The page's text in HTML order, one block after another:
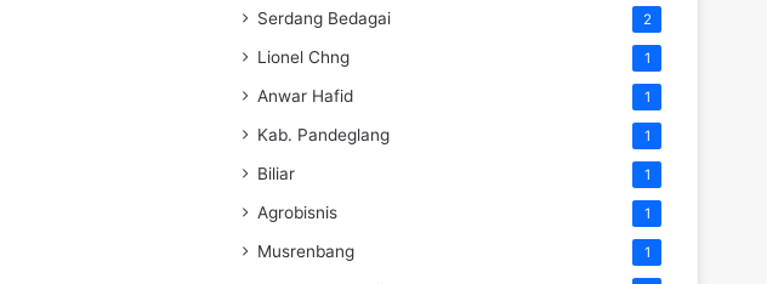
Serdang Bedagai 2
Lionel Chng 1
Anwar Hafid 1
Kab. Pandeglang 1
Biliar 1
Agrobisnis 1
Musrenbang 1